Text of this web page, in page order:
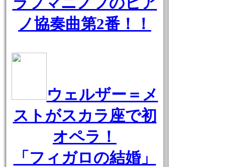
ノ協奏曲第2番！！
ウェルザー＝メ
ストがスカラ座で初
オペラ！
「フィガロの結婚」